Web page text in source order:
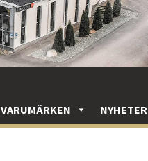
VARUMÄRKEN NYHETER